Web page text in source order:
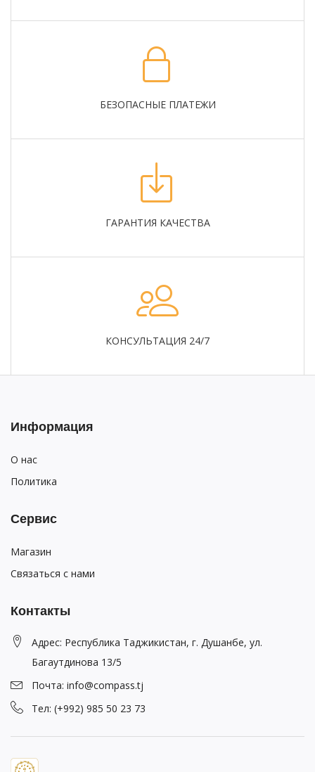
БЕЗОПАСНЫЕ ПЛАТЕЖИ
ГАРАНТИЯ КАЧЕСТВА
КОНСУЛЬТАЦИЯ 24/7
Информация
О нас
Политика
Сервис
Магазин
Связаться с нами
Контакты
Адрес: Республика Таджикистан, г. Душанбе, ул.
Багаутдинова 13/5
Почта: info@compass.tj
Тел: (+992) 985 50 23 73